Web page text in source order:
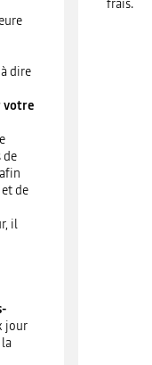
dire
votre
de
de
il
jour
frais.